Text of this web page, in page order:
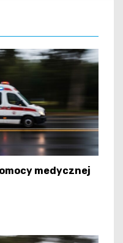
medycznej